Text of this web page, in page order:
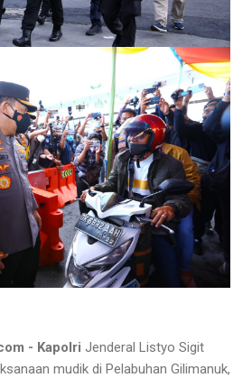
- Kapolri Jenderal Listyo Sigit
mudik di Pelabuhan Gilimanuk,